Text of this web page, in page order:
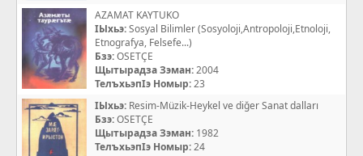
AZAMAT KAYTUKO
IЫхьэ:Sosyal Bilimler (Sosyoloji,Antropoloji,Etnoloji,
Etnografya, Felsefe...)
Бзэ:OSETÇE
Щытырадза Зэман:2004
ТелъхьэпIэ Номыр:23
IЫхьэ: Resim-Müzik-Heykel ve diğer Sanat dalları
Бзэ:OSETÇE
Щытырадза Зэман: 1982
ТелъхьэпIэ Номыр:24